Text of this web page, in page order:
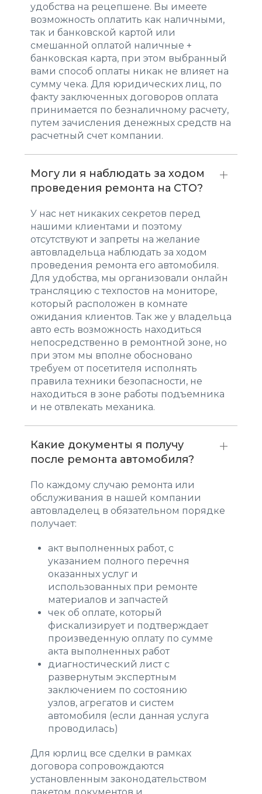
удобства на рецепшене. Вы имеете
возможность оплатить как наличными,
так и банковской картой или
смешанной оплатой наличные +
банковская карта, при этом выбранный
вами способ оплаты никак не влияет на
сумму чека. Для юридических лиц, по
факту заключенных договоров оплата
принимается по безналичному расчету,
путем зачисления денежных средств на
расчетный счет компании.
Могу ли я наблюдать за ходом
проведения ремонта на СТО?
У нас нет никаких секретов перед
нашими клиентами и поэтому
отсутствуют и запреты на желание
автовладельца наблюдать за ходом
проведения ремонта его автомобиля.
Для удобства, мы организовали онлайн
трансляцию с техпостов на мониторе,
который расположен в комнате
ожидания клиентов. Так же у владельца
авто есть возможность находиться
непосредственно в ремонтной зоне, но
при этом мы вполне обосновано
требуем от посетителя исполнять
правила техники безопасности, не
находиться в зоне работы подъемника
и не отвлекать механика.
Какие документы я получу
после ремонта автомобиля?
По каждому случаю ремонта или
обслуживания в нашей компании
автовладелец в обязательном порядке
получает:
акт выполненных работ, с
указанием полного перечня
оказанных услуг и
использованных при ремонте
материалов и запчастей
чек об оплате, который
фискализирует и подтверждает
произведенную оплату по сумме
акта выполненных работ
диагностический лист с
развернутым экспертным
заключением по состоянию
узлов, агрегатов и систем
автомобиля (если данная услуга
проводилась)
Для юрлиц все сделки в рамках
договора сопровождаются
установленным законодательством